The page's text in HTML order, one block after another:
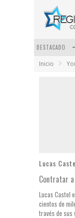
DESTACADO
Inicio
Lucas
Contratar
Lucas Castel
cientos de
través de sus